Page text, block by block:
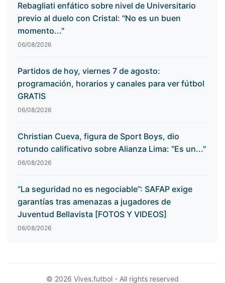
Rebagliati enfático sobre nivel de Universitario
previo al duelo con Cristal: "No es un buen
momento..."
06/08/2026
Partidos de hoy, viernes 7 de agosto:
programación, horarios y canales para ver fútbol
GRATIS
06/08/2026
Christian Cueva, figura de Sport Boys, dio
rotundo calificativo sobre Alianza Lima: "Es un..."
06/08/2026
“La seguridad no es negociable”: SAFAP exige
garantías tras amenazas a jugadores de
Juventud Bellavista [FOTOS Y VIDEOS]
06/08/2026
© 2026 Vives.futbol - All rights reserved